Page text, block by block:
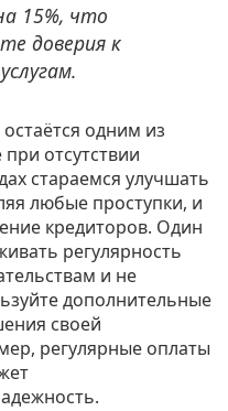
15%, что
доверия к
одним из
отсутствии
стараемся улучшать
любые проступки, и
кредиторов. Один
регулярность
и не
дополнительные
своей
регулярные оплаты